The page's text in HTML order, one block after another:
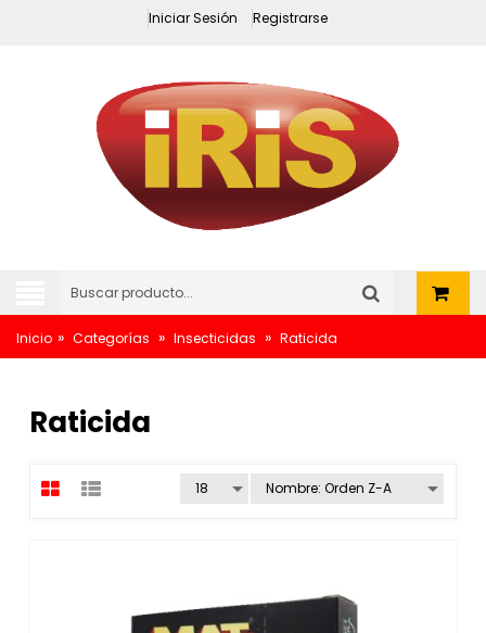
Iniciar Sesión Registrarse
Inicio » Categorías » Insecticidas » Raticida
Raticida